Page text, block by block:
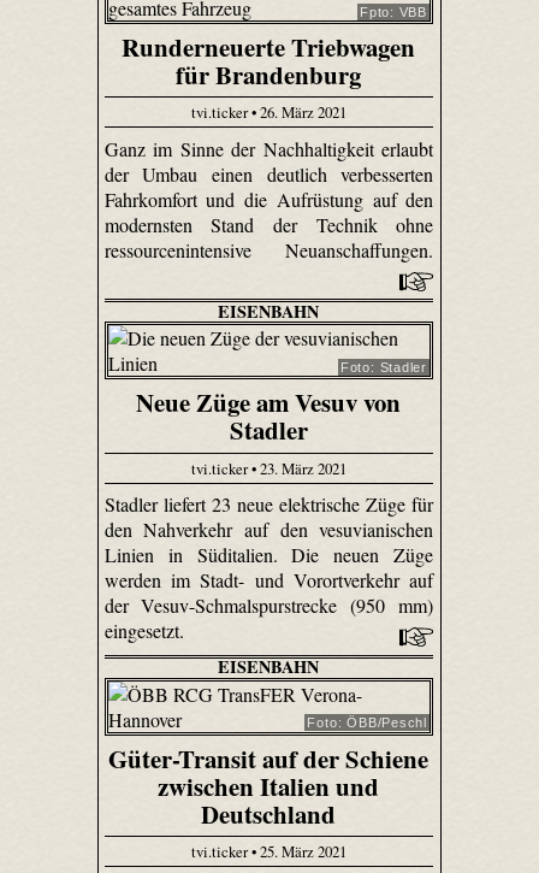
Fpto: VBB
Runderneuerte Triebwagen
für Brandenburg
tvi.ticker • 26. März 2021
Ganz im Sinne der Nachhaltigkeit erlaubt
der Umbau einen deutlich verbesserten
Fahrkomfort und die Aufrüstung auf den
modernsten Stand der Technik ohne
ressourcenintensive Neuanschaffungen.
EISENBAHN
Foto: Stadler
Neue Züge am Vesuv von
Stadler
tvi.ticker • 23. März 2021
Stadler liefert 23 neue elektrische Züge für
den Nahverkehr auf den vesuvianischen
Linien in Süditalien. Die neuen Züge
werden im Stadt- und Vorortverkehr auf
der Vesuv-Schmalspurstrecke (950 mm)
eingesetzt.
EISENBAHN
Foto: ÖBB/Peschl
Güter-Transit auf der Schiene
zwischen Italien und
Deutschland
tvi.ticker • 25. März 2021